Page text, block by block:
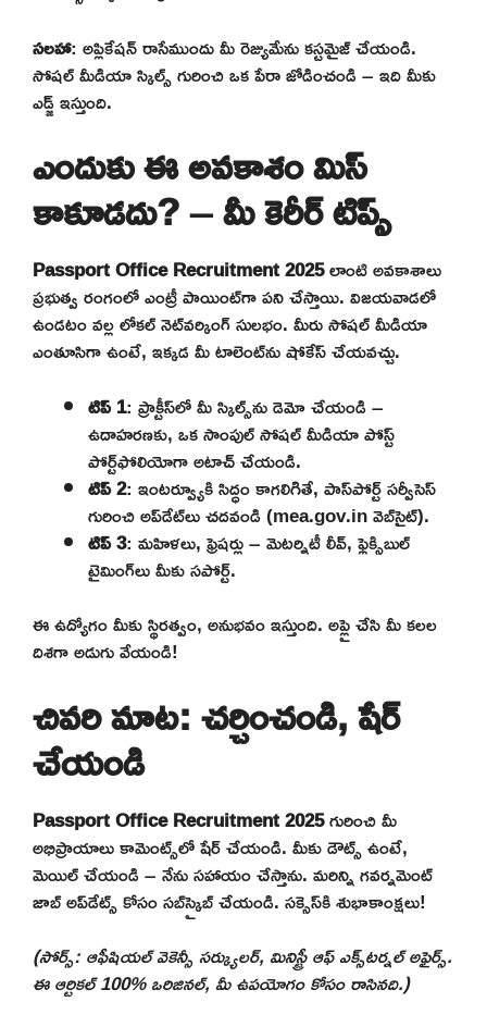
సలహా: అప్లికేషన్ రాసేముందు మీ రెజ్యుమే‌ను కస్టమైజ్ చేయండి.
సోషల్ మీడియా స్కిల్స్ గురించి ఒక పేరా జోడించండి – ఇది మీకు
ఎడ్జ్ ఇస్తుంది.
ఎందుకు ఈ అవకాశం మిస్
కాకూడదు? – మీ కెరీర్ టిప్స్
Passport Office Recruitment 2025లాంటి అవకాశాలు
ప్రభుత్వ రంగంలో ఎంట్రీ పాయింట్‌గా పని చేస్తాయి. విజయవాడలో
ఉండటం వల్ల లోకల్ నెట్‌వర్కింగ్ సులభం. మీరు సోషల్ మీడియా
ఎంతూసిగా ఉంటే, ఇక్కడ మీ టాలెంట్‌ను షోకేస్ చేయవచ్చు.
టిప్ 1: ప్రాక్టీస్‌లో మీ స్కిల్స్‌ను డెమో చేయండి –
ఉదాహరణకు, ఒక సాంపుల్ సోషల్ మీడియా పోస్ట్
పోర్ట్‌ఫోలియోగా అటాచ్ చేయండి.
టిప్ 2: ఇంటర్వ్యూకి సిద్ధం కాగలిగితే, పాస్‌పోర్ట్ సర్వీసెస్
గురించి అప్‌డేట్‌లు చదవండి (mea.gov.in వెబ్‌సైట్).
టిప్ 3: మహిళలు, ఫ్రెషర్లు – మెటర్నిటీ లీవ్, ఫ్లెక్సిబుల్
టైమింగ్‌లు మీకు సపోర్ట్.
ఈ ఉద్యోగం మీకు స్థిరత్వం, అనుభవం ఇస్తుంది. అప్లై చేసి మీ కలల
దిశగా అడుగు వేయండి!
చివరి మాట: చర్చించండి, షేర్
చేయండి
Passport Office Recruitment 2025గురించి మీ
అభిప్రాయాలు కామెంట్స్‌లో షేర్ చేయండి. మీకు డౌట్స్ ఉంటే,
మెయిల్ చేయండి – నేను సహాయం చేస్తాను. మరిన్ని గవర్నమెంట్
జాబ్ అప్‌డేట్స్ కోసం సబ్‌స్క్రైబ్ చేయండి. సక్సెస్‌కి శుభాకాంక్షలు!
(సోర్స్: ఆఫీషియల్ వెకెన్సీ సర్క్యులర్, మినిస్ట్రీ ఆఫ్ ఎక్స్‌టర్నల్ అఫైర్స్.
ఈ ఆర్టికల్ 100% ఒరిజినల్, మీ ఉపయోగం కోసం రాసినది.)